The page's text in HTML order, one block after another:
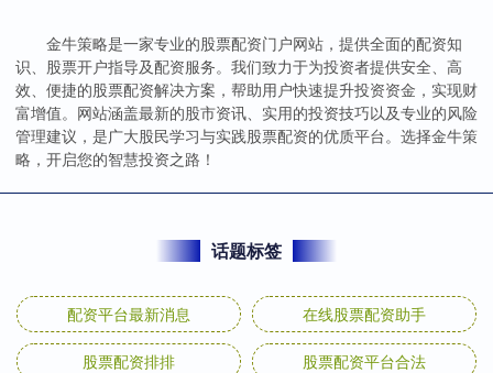
金牛策略是一家专业的股票配资门户网站，提供全面的配资知
识、股票开户指导及配资服务。我们致力于为投资者提供安全、高
效、便捷的股票配资解决方案，帮助用户快速提升投资资金，实现财
富增值。网站涵盖最新的股市资讯、实用的投资技巧以及专业的风险
管理建议，是广大股民学习与实践股票配资的优质平台。选择金牛策
略，开启您的智慧投资之路！
话题标签
配资平台最新消息 在线股票配资助手
股票配资排排 股票配资平台合法